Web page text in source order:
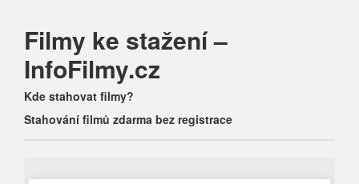
Filmy ke stažení –
InfoFilmy.cz
Main menu
Skip
to
content
Kde stahovat filmy?
Stahování filmů zdarma bez registrace